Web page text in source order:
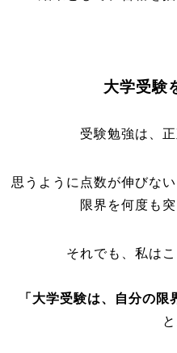
大学受験
受験勉強は、
思うように点数が伸びな
限界を何度も
それでも、私は
「大学受験は、自分の限
と